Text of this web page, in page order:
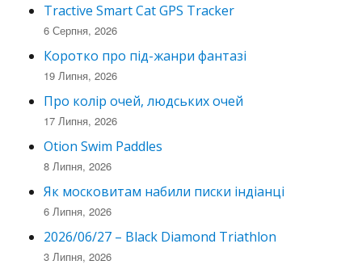
Tractive Smart Cat GPS Tracker
6 Серпня, 2026
Коротко про під-жанри фантазі
19 Липня, 2026
Про колір очей, людських очей
17 Липня, 2026
Otion Swim Paddles
8 Липня, 2026
Як московитам набили писки індіанці
6 Липня, 2026
2026/06/27 – Black Diamond Triathlon
3 Липня, 2026